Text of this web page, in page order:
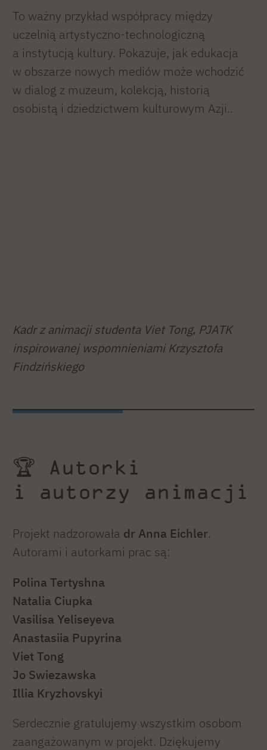
To ważny przykład współpracy między
uczelnią artystyczno-technologiczną
a instytucją kultury. Pokazuje, jak edukacja
w obszarze nowych mediów może wchodzić
w dialog z muzeum, kolekcją, historią
osobistą i dziedzictwem kulturowym Azji..
Kadr z animacji studenta Viet Tong, PJATK
inspirowanej wspomnieniami Krzysztofa
Findzińskiego
🏆 Autorki
i autorzy animacji
Projekt nadzorowała dr Anna Eichler.
Autorami i autorkami prac są:
Polina Tertyshna
Natalia Ciupka
Vasilisa Yeliseyeva
Anastasiia Pupyrina
Viet Tong
Jo Swiezawska
Illia Kryzhovskyi
Serdecznie gratulujemy wszystkim osobom
zaangażowanym w projekt. Dziękujemy